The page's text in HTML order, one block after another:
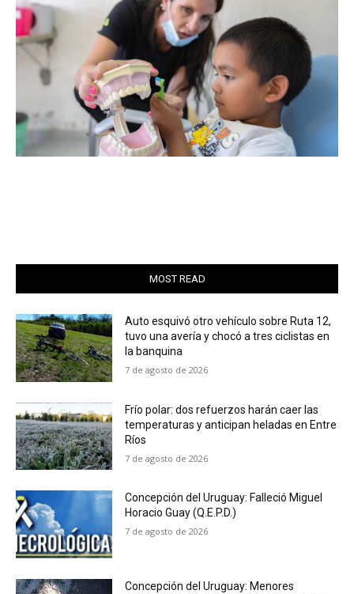
MOST READ
Auto esquivó otro vehículo sobre Ruta 12,
tuvo una avería y chocó a tres ciclistas en
la banquina
7 de agosto de 2026
Frío polar: dos refuerzos harán caer las
temperaturas y anticipan heladas en Entre
Ríos
7 de agosto de 2026
Concepción del Uruguay: Falleció Miguel
Horacio Guay (Q.E.P.D.)
7 de agosto de 2026
Concepción del Uruguay: Menores